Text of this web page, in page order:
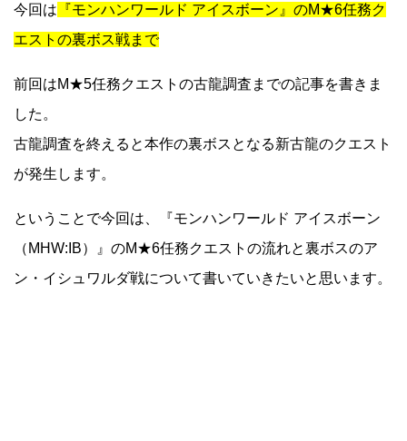
今回は 『モンハンワールド アイスボーン』のM★6任務ク
エストの裏ボス戦まで
前回はM★5任務クエストの古龍調査までの記事を書きま
した。
古龍調査を終えると本作の裏ボスとなる新古龍のクエスト
が発生します。
ということで今回は、『モンハンワールド アイスボーン
（MHW:IB）』のM★6任務クエストの流れと裏ボスのア
ン・イシュワルダ戦について書いていきたいと思います。